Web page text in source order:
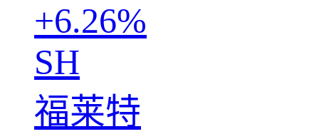
+6.26%
SH
福莱特